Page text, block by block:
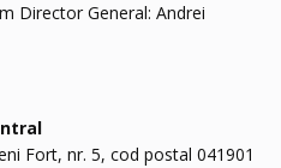
Director General: Andrei
Fort, nr. 5, cod postal 041901